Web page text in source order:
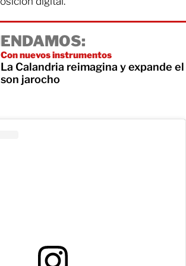
Con nuevos instrumentos
La Calandria reimagina y expande el
son jarocho